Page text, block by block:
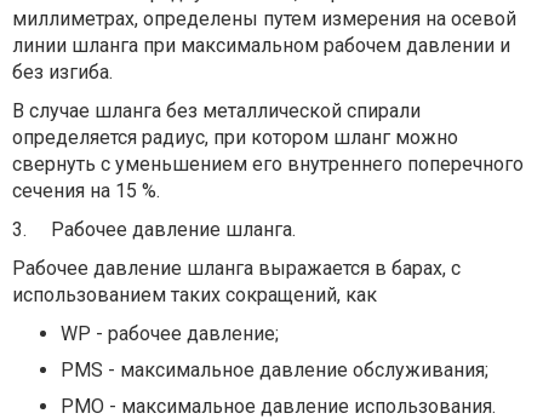
миллиметрах, определены путем измерения на осевой
линии шланга при максимальном рабочем давлении и
без изгиба.
В случае шланга без металлической спирали
определяется радиус, при котором шланг можно
свернуть с уменьшением его внутреннего поперечного
сечения на 15 %.
3.
Рабочее давление шланга.
Рабочее давление шланга выражается в барах, с
использованием таких сокращений, как
WP - рабочее давление;
PMS - максимальное давление обслуживания;
PMO - максимальное давление использования.